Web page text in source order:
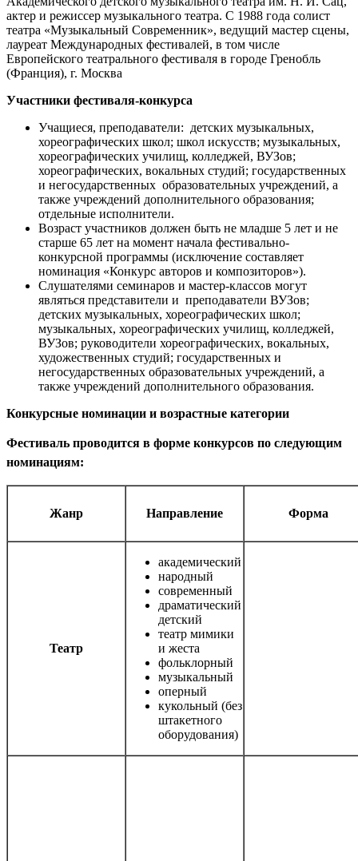
актер и режиссер музыкального театра. С 1988 года солист
театра «Музыкальный Современник», ведущий мастер сцены,
лауреат Международных фестивалей, в том числе
Европейского театрального фестиваля в городе Гренобль
(Франция), г. Москва
Участники фестиваля-конкурса
Учащиеся, преподаватели: детских музыкальных,
хореографических школ; школ искусств; музыкальных,
хореографических училищ, колледжей, ВУЗов;
хореографических, вокальных студий; государственных
и негосударственных образовательных учреждений, а
также учреждений дополнительного образования;
отдельные исполнители.
Возраст участников должен быть не младше 5 лет и не
старше 65 лет на момент начала фестивально-
конкурсной программы (исключение составляет
номинация «Конкурс авторов и композиторов»).
Слушателями семинаров и мастер-классов могут
являться представители и преподаватели ВУЗов;
детских музыкальных, хореографических школ;
музыкальных, хореографических училищ, колледжей,
ВУЗов; руководители хореографических, вокальных,
художественных студий; государственных и
негосударственных образовательных учреждений, а
также учреждений дополнительного образования.
Конкурсные номинации и возрастные категории
Фестиваль проводится в форме конкурсов по следующим
номинациям:
Жанр Направление Форма
Театр
академический
народный
современный
драматический
детский
театр мимики
и жеста
фольклорный
музыкальный
оперный
кукольный (без
штакетного
оборудования)